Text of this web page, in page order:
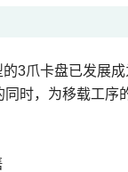
3爪卡盘已发展
时，为移载工序